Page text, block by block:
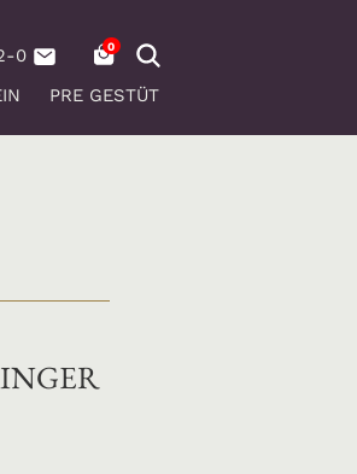
0
PRE GESTÜT